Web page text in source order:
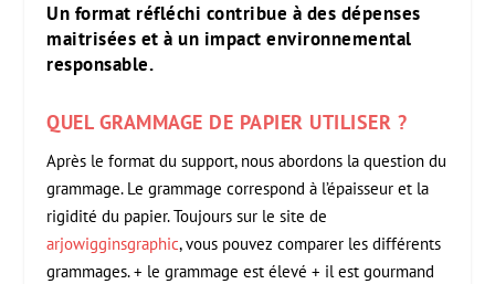
Un format réfléchi contribue à des dépenses
maitrisées et à un impact environnemental
responsable.
QUEL GRAMMAGE DE PAPIER UTILISER ?
Après le format du support, nous abordons la question du
grammage. Le grammage correspond à l’épaisseur et la
rigidité du papier. Toujours sur le site de
arjowigginsgraphic, vous pouvez comparer les différents
grammages. + le grammage est élevé + il est gourmand